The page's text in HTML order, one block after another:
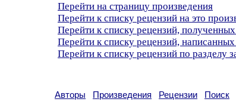
Перейти на страницу произведения
Перейти к списку рецензий на это
Перейти к списку рецензий,
Перейти к списку рецензий,
Перейти к списку рецензий по разделу
Авторы Произведения Рецензии Поиск